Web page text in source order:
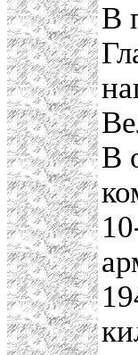
В
В